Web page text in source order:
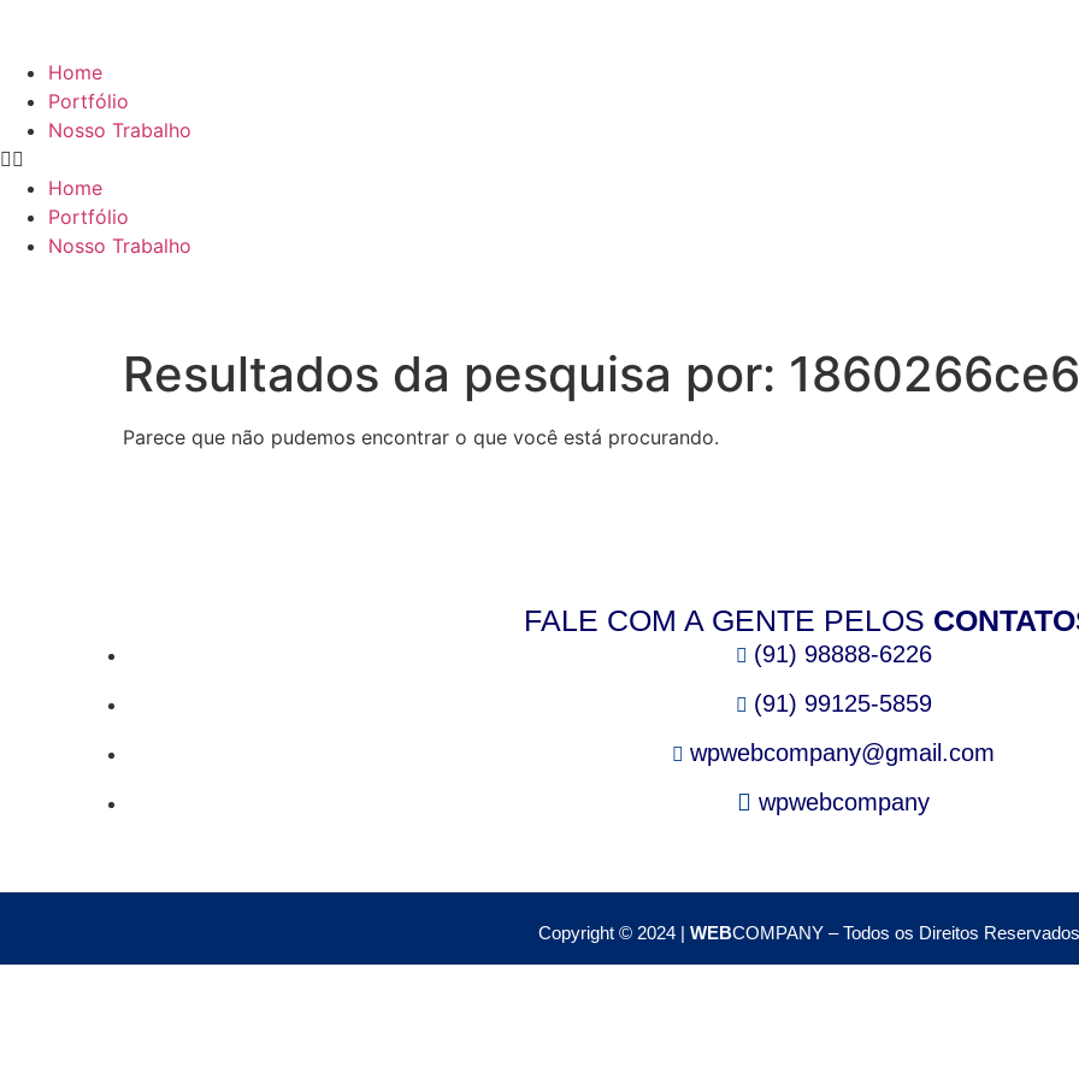
Home
Portfólio
Nosso Trabalho
Home
Portfólio
Nosso Trabalho
Resultados da pesquisa por:
Parece que não pudemos encontrar o que você está procurando.
FALE COM A GENTE PELOS
(91) 98888-6226
(91) 99125-5859
wpwebcompany@gmail.com
wpwebcompany
Copyright © 2024 | WEBCOMPANY – Todos os Direitos Reservados